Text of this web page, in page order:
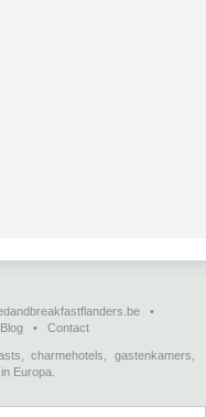
•
Blog • Contact
charmehotels, gastenkamers,
Europa.
(in het Nederlands)•Chambres